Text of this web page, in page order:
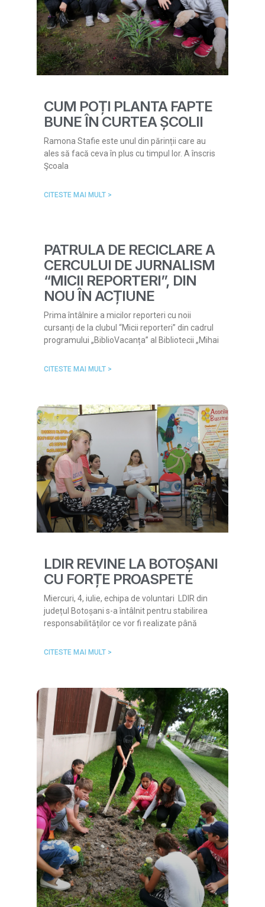
CUM POȚI PLANTA FAPTE
BUNE ÎN CURTEA ȘCOLII
Ramona Stafie este unul din părinții care au
ales să facă ceva în plus cu timpul lor. A înscris
Şcoala
CITESTE MAI MULT >
PATRULA DE RECICLARE A
CERCULUI DE JURNALISM
“MICII REPORTERI”, DIN
NOU ÎN ACȚIUNE
Prima întâlnire a micilor reporteri cu noii
cursanți de la clubul “Micii reporteri” din cadrul
programului „BiblioVacanța” al Bibliotecii „Mihai
CITESTE MAI MULT >
LDIR REVINE LA BOTOȘANI
CU FORȚE PROASPETE
Miercuri, 4, iulie, echipa de voluntari LDIR din
județul Botoșani s-a întâlnit pentru stabilirea
responsabilităților ce vor fi realizate până
CITESTE MAI MULT >